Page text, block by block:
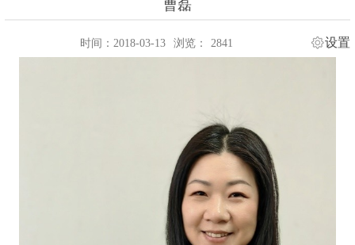
曹磊
时间：2018-03-13 浏览： 2841 设置